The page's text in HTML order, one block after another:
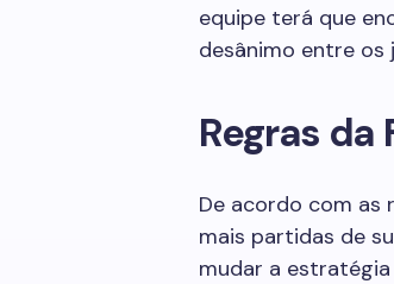
equipe terá que
desânimo entre
Regras da
De acordo com as
mais partidas de
mudar a